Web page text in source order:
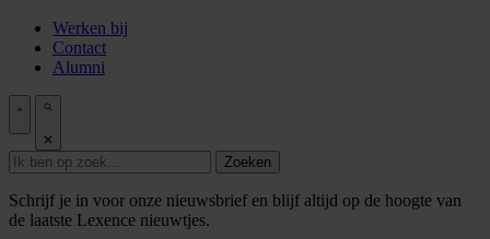
Werken bij
Contact
Alumni
Zoeken
Schrijf je in voor onze nieuwsbrief en blijf altijd op de hoogte van
de laatste Lexence nieuwtjes.